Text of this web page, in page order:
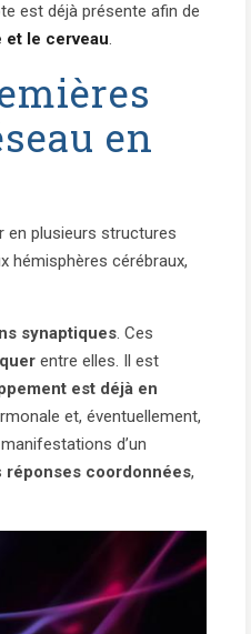
est déjà présente afin de
et le cerveau.
en
en plusieurs structures
hémisphères cérébraux,
synaptiques. Ces
entre elles. Il est
est déjà en
et, éventuellement,
d’un
réponses coordonnées,